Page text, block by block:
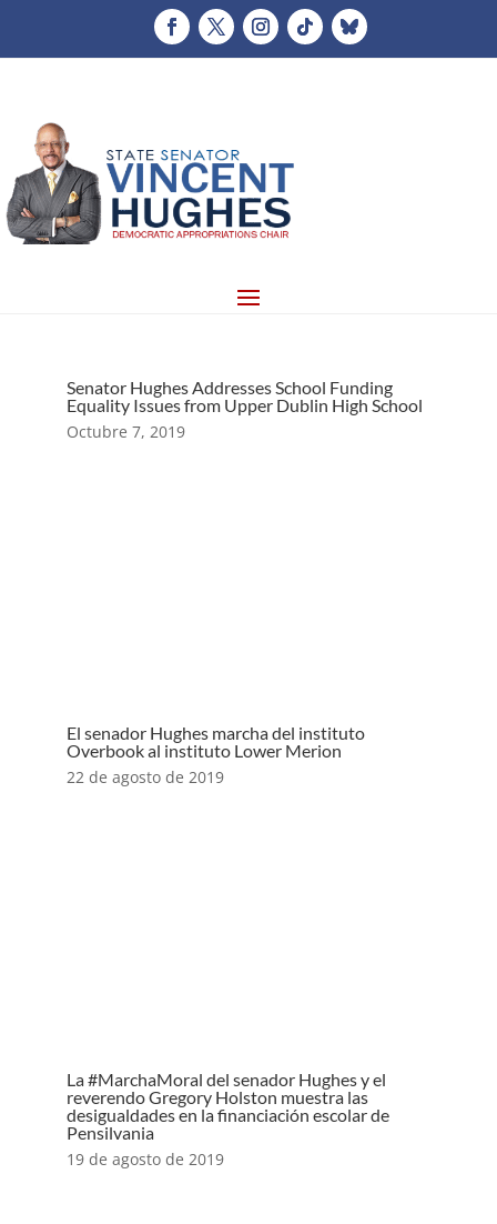
Senator Hughes Addresses School Funding
Equality Issues from Upper Dublin High School
Octubre 7, 2019
El senador Hughes marcha del instituto
Overbook al instituto Lower Merion
22 de agosto de 2019
La #MarchaMoral del senador Hughes y el
reverendo Gregory Holston muestra las
desigualdades en la financiación escolar de
Pensilvania
19 de agosto de 2019